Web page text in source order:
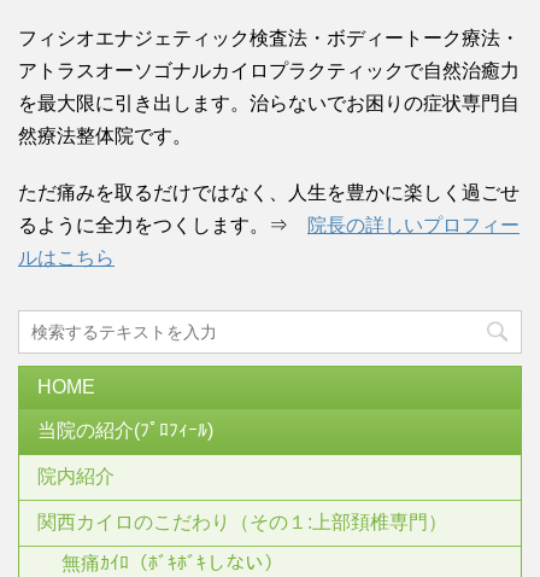
フィシオエナジェティック検査法・ボディートーク療法・
アトラスオーソゴナルカイロプラクティックで自然治癒力
を最大限に引き出します。治らないでお困りの症状専門自
然療法整体院です。
ただ痛みを取るだけではなく、人生を豊かに楽しく過ごせ
るように全力をつくします。⇒
院長の詳しいプロフィー
ルはこちら
HOME
当院の紹介(ﾌﾟﾛﾌｨｰﾙ)
院内紹介
関西カイロのこだわり（その１:上部頚椎専門）
無痛ｶｲﾛ（ﾎﾞｷﾎﾞｷしない）